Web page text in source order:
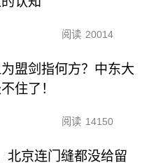
阅读 20014
盟剑指何方？中东大
住了！
阅读 14150
北京连门缝都没给留